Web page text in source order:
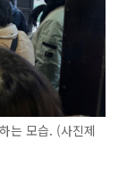
는 모습. (사진제